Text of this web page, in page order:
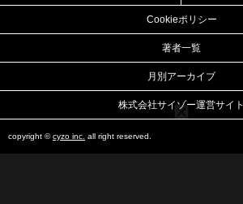
Cookieポリシー
著者一覧
月別アーカイブ
株式会社サイゾー運営サイト
copyright ©cyzo inc. all right reserved.